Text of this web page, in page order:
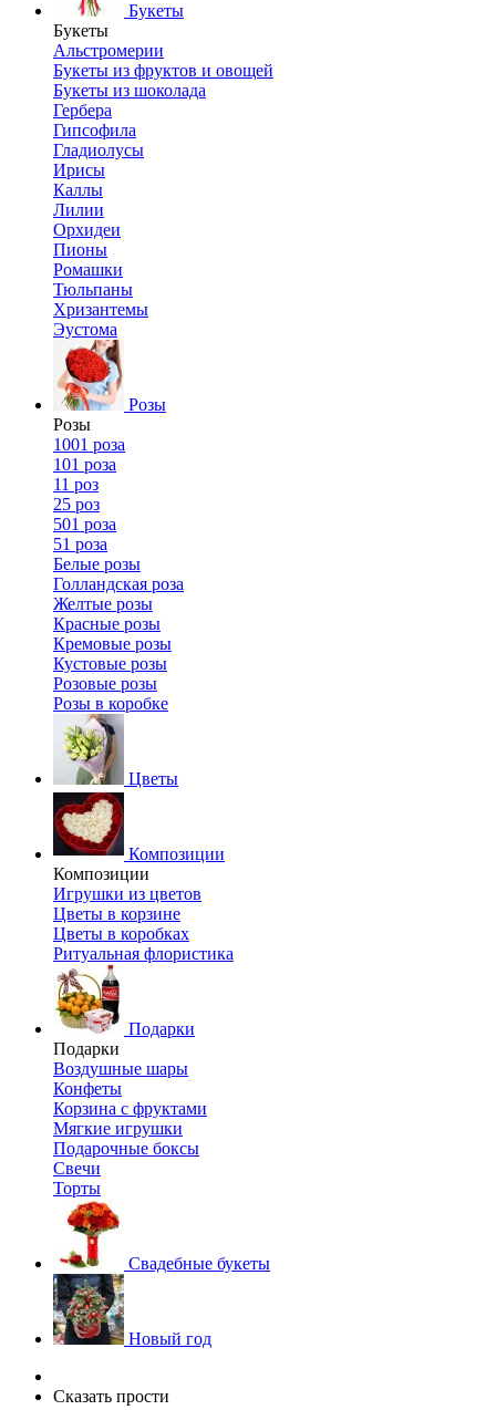
Букеты
Букеты
Альстромерии
Букеты из фруктов и овощей
Букеты из шоколада
Гербера
Гипсофила
Гладиолусы
Ирисы
Каллы
Лилии
Орхидеи
Пионы
Ромашки
Тюльпаны
Хризантемы
Эустома
Розы
Розы
1001 роза
101 роза
11 роз
25 роз
501 роза
51 роза
Белые розы
Голландская роза
Желтые розы
Красные розы
Кремовые розы
Кустовые розы
Розовые розы
Розы в коробке
Цветы
Композиции
Композиции
Игрушки из цветов
Цветы в корзине
Цветы в коробках
Ритуальная флористика
Подарки
Подарки
Воздушные шары
Конфеты
Корзина с фруктами
Мягкие игрушки
Подарочные боксы
Свечи
Торты
Свадебные букеты
Новый год
Сказать прости